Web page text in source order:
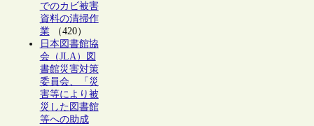
でのカビ被害
資料の清掃作
業（420）
日本図書館協
会（JLA）図
書館災害対策
委員会、「災
害等により被
災した図書館
等への助成